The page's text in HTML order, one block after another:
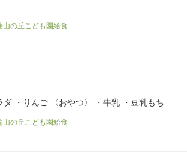
山の丘こども園給食
ダ ・りんご 〈おやつ〉 ・牛乳 ・豆乳もち
山の丘こども園給食